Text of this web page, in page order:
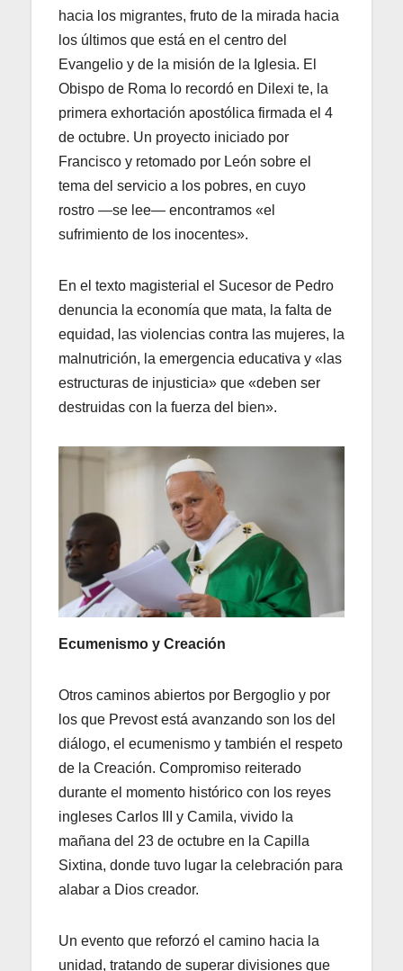
hacia los migrantes, fruto de la mirada hacia
los últimos que está en el centro del
Evangelio y de la misión de la Iglesia. El
Obispo de Roma lo recordó en Dilexi te, la
primera exhortación apostólica firmada el 4
de octubre. Un proyecto iniciado por
Francisco y retomado por León sobre el
tema del servicio a los pobres, en cuyo
rostro —se lee— encontramos «el
sufrimiento de los inocentes».
En el texto magisterial el Sucesor de Pedro
denuncia la economía que mata, la falta de
equidad, las violencias contra las mujeres, la
malnutrición, la emergencia educativa y «las
estructuras de injusticia» que «deben ser
destruidas con la fuerza del bien».
Ecumenismo y Creación
Otros caminos abiertos por Bergoglio y por
los que Prevost está avanzando son los del
diálogo, el ecumenismo y también el respeto
de la Creación. Compromiso reiterado
durante el momento histórico con los reyes
ingleses Carlos III y Camila, vivido la
mañana del 23 de octubre en la Capilla
Sixtina, donde tuvo lugar la celebración para
alabar a Dios creador.
Un evento que reforzó el camino hacia la
unidad, tratando de superar divisiones que